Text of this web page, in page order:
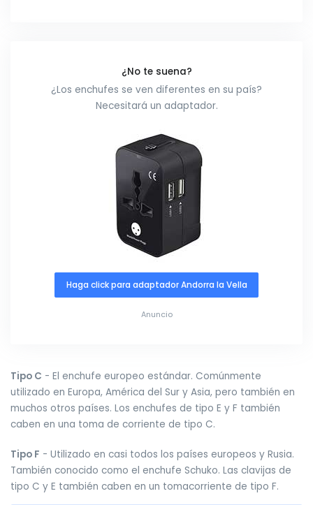
¿No te suena?
¿Los enchufes se ven diferentes en su país?
Necesitará un adaptador.
Haga click para adaptador Andorra la Vella
Anuncio
Tipo C - El enchufe europeo estándar. Comúnmente
utilizado en Europa, América del Sur y Asia, pero también en
muchos otros países. Los enchufes de tipo E y F también
caben en una toma de corriente de tipo C.
Tipo F - Utilizado en casi todos los países europeos y Rusia.
También conocido como el enchufe Schuko. Las clavijas de
tipo C y E también caben en un tomacorriente de tipo F.